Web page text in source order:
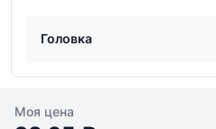
Головка
Моя цена